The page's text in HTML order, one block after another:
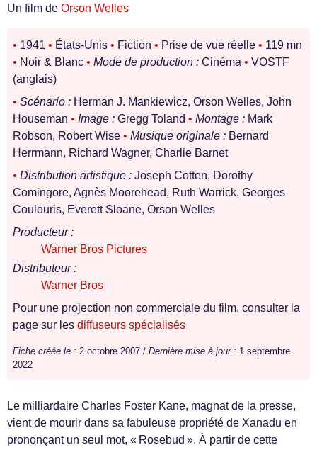
Un film de Orson Welles
• 1941 • États-Unis • Fiction • Prise de vue réelle • 119 mn
• Noir & Blanc • Mode de production : Cinéma • VOSTF
(anglais)
• Scénario : Herman J. Mankiewicz, Orson Welles, John
Houseman • Image : Gregg Toland • Montage : Mark
Robson, Robert Wise • Musique originale : Bernard
Herrmann, Richard Wagner, Charlie Barnet
• Distribution artistique : Joseph Cotten, Dorothy
Comingore, Agnès Moorehead, Ruth Warrick, Georges
Coulouris, Everett Sloane, Orson Welles
Producteur :
Warner Bros Pictures
Distributeur :
Warner Bros
Pour une projection non commerciale du film, consulter la
page sur les diffuseurs spécialisés
Fiche créée le : 2 octobre 2007 / Dernière mise à jour : 1 septembre
2022
Le milliardaire Charles Foster Kane, magnat de la presse,
vient de mourir dans sa fabuleuse propriété de Xanadu en
prononçant un seul mot, « Rosebud ». À partir de cette